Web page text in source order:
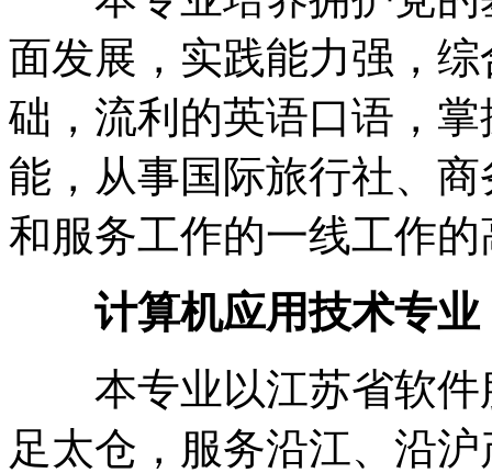
面发展，实践能力强，
础，流利的英语口语，
能，从事国际旅行社、
和服务工作的一线工作
计算机应用技术专业
本专业以江苏省软件
足太仓，服务沿江、沿